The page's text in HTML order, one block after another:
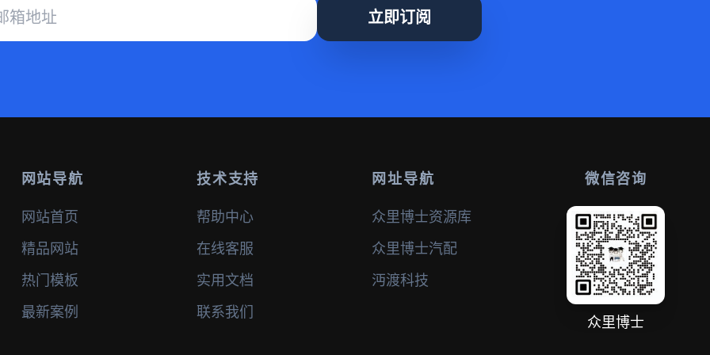
立即订阅
网站导航
网站首页
精品网站
热门模板
最新案例
技术支持
帮助中心
在线客服
实用文档
联系我们
网址导航
众里博士资源库
众里博士汽配
沔渡科技
微信咨询
众里博士